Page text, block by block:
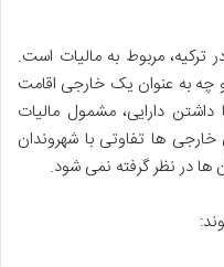
ترکیه، مربوط به مالیات است.
چه به عنوان یک خارجی اقامت
دارایی، مشمول مالیات
ها تفاوتی با شهروندان
ها در نظر گرفته نمی شود.